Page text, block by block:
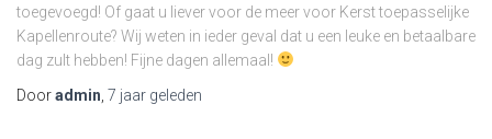
toegevoegd! Of gaat u liever voor de meer voor Kerst toepasselijke
Kapellenroute? Wij weten in ieder geval dat u een leuke en betaalbare
dag zult hebben! Fijne dagen allemaal!
Dooradmin 7 jaar geleden